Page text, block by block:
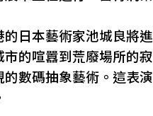
日本藝術家池城良將
的喧囂到荒廢場所的
數碼抽象藝術。這表